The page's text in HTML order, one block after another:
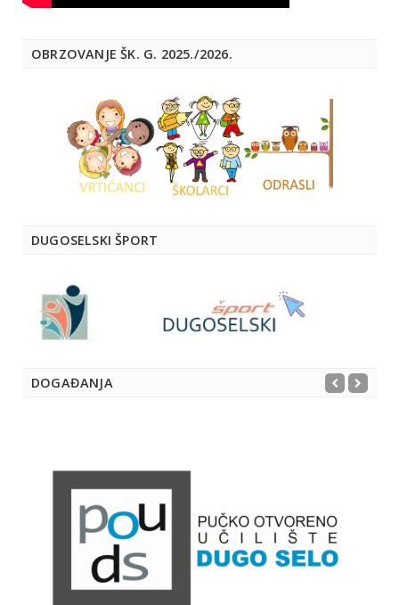
OBRZOVANJE ŠK. G. 2025./2026.
DUGOSELSKI ŠPORT
DOGAĐANJA